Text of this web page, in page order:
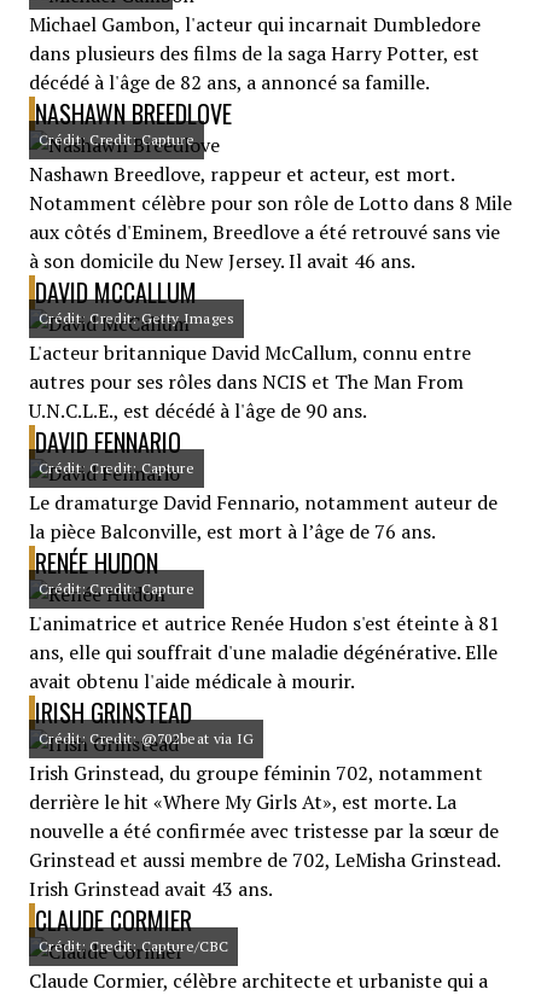
Michael Gambon, l'acteur qui incarnait Dumbledore
dans plusieurs des films de la saga Harry Potter, est
décédé à l'âge de 82 ans, a annoncé sa famille.
NASHAWN BREEDLOVE
Crédit: Credit: Capture
Nashawn Breedlove, rappeur et acteur, est mort.
Notamment célèbre pour son rôle de Lotto dans 8 Mile
aux côtés d'Eminem, Breedlove a été retrouvé sans vie
à son domicile du New Jersey. Il avait 46 ans.
DAVID MCCALLUM
Crédit: Credit: Getty Images
L'acteur britannique David McCallum, connu entre
autres pour ses rôles dans NCIS et The Man From
U.N.C.L.E., est décédé à l'âge de 90 ans.
DAVID FENNARIO
Crédit: Credit: Capture
Le dramaturge David Fennario, notamment auteur de
la pièce Balconville, est mort à l’âge de 76 ans.
RENÉE HUDON
Crédit: Credit: Capture
L'animatrice et autrice Renée Hudon s'est éteinte à 81
ans, elle qui souffrait d'une maladie dégénérative. Elle
avait obtenu l'aide médicale à mourir.
IRISH GRINSTEAD
Crédit: Credit: @702beat via IG
Irish Grinstead, du groupe féminin 702, notamment
derrière le hit «Where My Girls At», est morte. La
nouvelle a été confirmée avec tristesse par la sœur de
Grinstead et aussi membre de 702, LeMisha Grinstead.
Irish Grinstead avait 43 ans.
CLAUDE CORMIER
Crédit: Credit: Capture/CBC
Claude Cormier, célèbre architecte et urbaniste qui a